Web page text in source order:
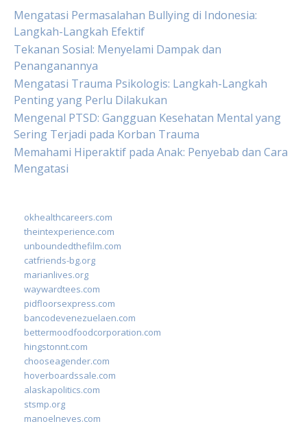
Mengatasi Permasalahan Bullying di Indonesia:
Langkah-Langkah Efektif
Tekanan Sosial: Menyelami Dampak dan
Penanganannya
Mengatasi Trauma Psikologis: Langkah-Langkah
Penting yang Perlu Dilakukan
Mengenal PTSD: Gangguan Kesehatan Mental yang
Sering Terjadi pada Korban Trauma
Memahami Hiperaktif pada Anak: Penyebab dan Cara
Mengatasi
okhealthcareers.com
theintexperience.com
unboundedthefilm.com
catfriends-bg.org
marianlives.org
waywardtees.com
pidfloorsexpress.com
bancodevenezuelaen.com
bettermoodfoodcorporation.com
hingstonnt.com
chooseagender.com
hoverboardssale.com
alaskapolitics.com
stsmp.org
manoelneves.com